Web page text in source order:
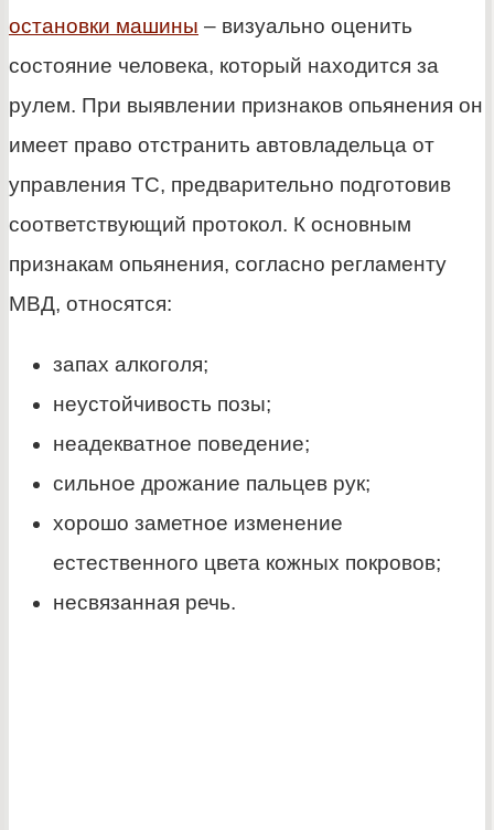
остановки машины – визуально оценить
состояние человека, который находится за
рулем. При выявлении признаков опьянения он
имеет право отстранить автовладельца от
управления ТС, предварительно подготовив
соответствующий протокол. К основным
признакам опьянения, согласно регламенту
МВД, относятся:
запах алкоголя;
неустойчивость позы;
неадекватное поведение;
сильное дрожание пальцев рук;
хорошо заметное изменение
естественного цвета кожных покровов;
несвязанная речь.